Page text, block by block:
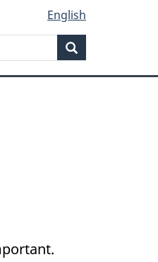
English